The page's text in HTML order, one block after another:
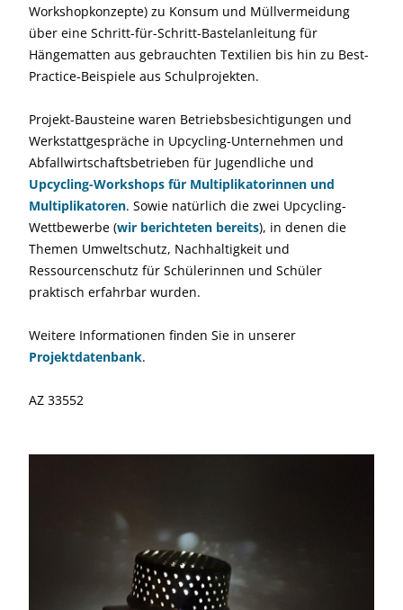
Workshopkonzepte) zu Konsum und Müllvermeidung
über eine Schritt-für-Schritt-Bastelanleitung für
Hängematten aus gebrauchten Textilien bis hin zu Best-
Practice-Beispiele aus Schulprojekten.
Projekt-Bausteine waren Betriebsbesichtigungen und
Werkstattgespräche in Upcycling-Unternehmen und
Abfallwirtschaftsbetrieben für Jugendliche und
Upcycling-Workshops für Multiplikatorinnen und
Multiplikatoren. Sowie natürlich die zwei Upcycling-
Wettbewerbe (wir berichteten bereits), in denen die
Themen Umweltschutz, Nachhaltigkeit und
Ressourcenschutz für Schülerinnen und Schüler
praktisch erfahrbar wurden.
Weitere Informationen finden Sie in unserer
Projektdatenbank.
AZ 33552